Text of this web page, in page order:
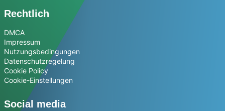
Rechtlich
DMCA
Impressum
Nutzungsbedingungen
Datenschutzregelung
Cookie Policy
Cookie-Einstellungen
Social media